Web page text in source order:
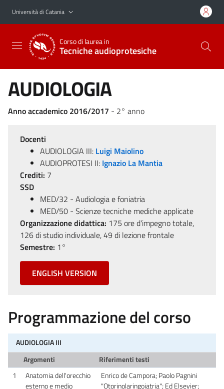
Vai al contenuto principale
Vai al menu di navigazione
Università di Catania
Corso di laurea in
Tecniche audioprotesiche
AUDIOLOGIA
Anno accademico 2016/2017 - 2° anno
Docenti
AUDIOLOGIA III: Luigi Maiolino
AUDIOPROTESI II: Ignazio La Mantia
Crediti: 7
SSD
MED/32 - Audiologia e foniatria
MED/50 - Scienze tecniche mediche applicate
Organizzazione didattica: 175 ore d'impegno totale,
126 di studio individuale, 49 di lezione frontale
Semestre: 1°
ENGLISH VERSION
Programmazione del corso
AUDIOLOGIA III
Argomenti
Riferimenti testi
1
Anatomia dell'orecchio
esterno e medio
Enrico de Campora; Paolo Pagnini
"Otorinolaringoiatria"; Ed Elsevier;